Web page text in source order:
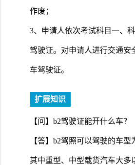
作废；
3、申请人依次考试科目一、
驾驶证。对申请人进行交通安
车驾驶证。
扩展知识
【问】b2驾驶证能开什么车？
【答】b2驾照可以驾驶的车
其中重型、中型载货汽车大多